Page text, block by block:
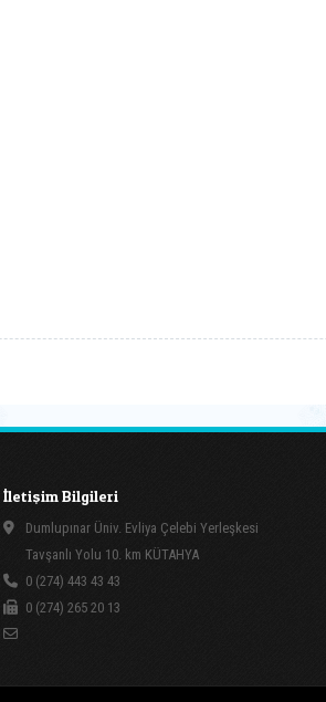
İletişim Bilgileri
Dumlupınar Üniv. Evliya Çelebi Yerleşkesi
Tavşanlı Yolu 10. km KÜTAHYA
0 (274) 443 43 43
0 (274) 265 20 13